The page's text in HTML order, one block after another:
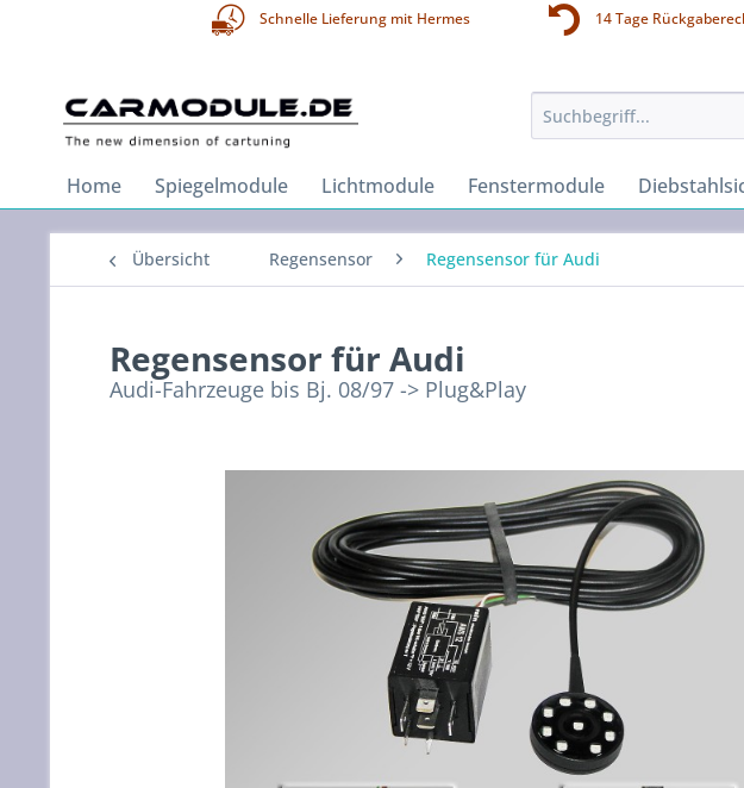
Schnelle Lieferung mit Hermes 14 Tage
Home Spiegelmodule Lichtmodule Fenstermodule
Übersicht Regensensor Regensensor für Audi
Regensensor für Audi
Audi-Fahrzeuge bis Bj. 08/97 -> Plug&Play